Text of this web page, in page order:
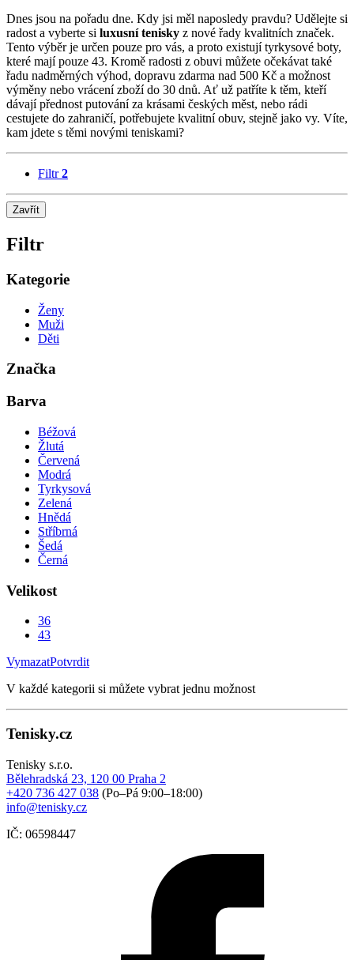
Dnes jsou na pořadu dne. Kdy jsi měl naposledy pravdu? Udělejte si
radost a vyberte si luxusní tenisky z nové řady kvalitních značek.
Tento výběr je určen pouze pro vás, a proto existují tyrkysové boty,
které mají pouze 43. Kromě radosti z obuvi můžete očekávat také
řadu nadměrných výhod, dopravu zdarma nad 500 Kč a možnost
výměny nebo vrácení zboží do 30 dnů. Ať už patříte k těm, kteří
dávají přednost putování za krásami českých měst, nebo rádi
cestujete do zahraničí, potřebujete kvalitní obuv, stejně jako vy. Víte,
kam jdete s těmi novými teniskami?
Filtr2
Zavřít
Filtr
Kategorie
Ženy
Muži
Děti
Značka
Barva
Béžová
Žlutá
Červená
Modrá
Tyrkysová
Zelená
Hnědá
Stříbrná
Šedá
Černá
Velikost
36
43
VymazatPotvrdit
V každé kategorii si můžete vybrat jednu možnost
Tenisky.cz
Tenisky s.r.o.
Bělehradská 23, 120 00 Praha 2
+420 736 427 038 (Po–Pá 9:00–18:00)
info@tenisky.cz
IČ: 06598447